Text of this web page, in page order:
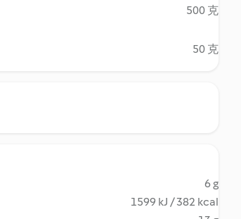
500 克
50 克
6 g
1599 kJ / 382 kcal